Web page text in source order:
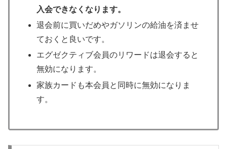
入会できなくなります。
退会前に買いだめやガソリンの給油を済ませ
ておくと良いです。
エグゼクティブ会員のリワードは退会すると
無効になります。
家族カードも本会員と同時に無効になりま
す。